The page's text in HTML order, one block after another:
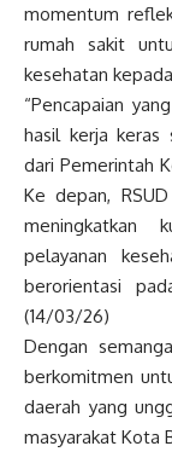
momentum
rumah sakit
kesehatan
“Pencapaian
hasil kerja keras
dari Pemerintah
Ke depan,
meningkatkan
pelayanan
berorientasi
(14/03/26)
Dengan
berkomitmen
daerah yang
masyarakat Kota